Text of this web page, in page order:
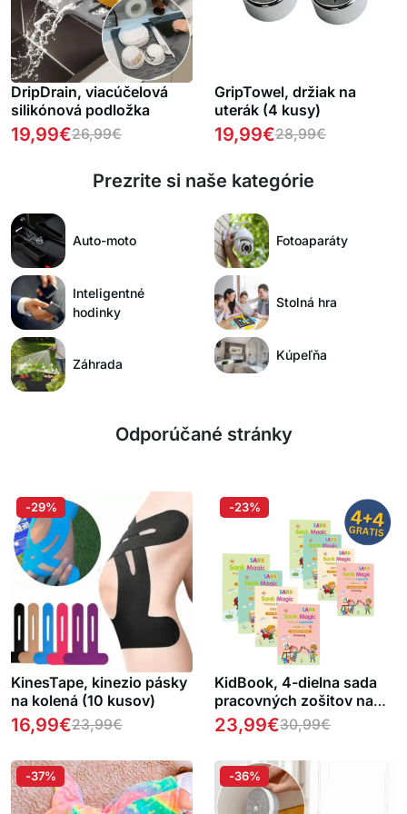
DripDrain, viacúčelová
silikónová podložka
19,99€26,99€
GripTowel, držiak na
uterák (4 kusy)
19,99€28,99€
Prezrite si naše kategórie
Auto-moto Fotoaparáty
Inteligentné
hodinky
Stolná hra
Záhrada
Kúpeľňa
Odporúčané stránky
KinesTape, kinezio pásky
na kolená (10 kusov)
16,99€23,99€
-29%
KidBook, 4-dielna sada
pracovných zošitov na
písanie a kreslenie
pomocou čarovného
automaticky vymaže (1+1
ZDARMA )
23,99€30,99€
-23%
-37% -36%